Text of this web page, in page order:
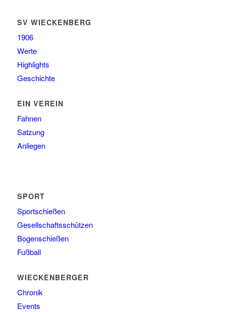
SV WIECKENBERG
1906
Werte
Highlights
Geschichte
EIN VEREIN
Fahnen
Satzung
Anliegen
SPORT
Sportschießen
Gesellschaftsschützen
Bogenschießen
Fußball
WIECKENBERGER
Chronik
Events